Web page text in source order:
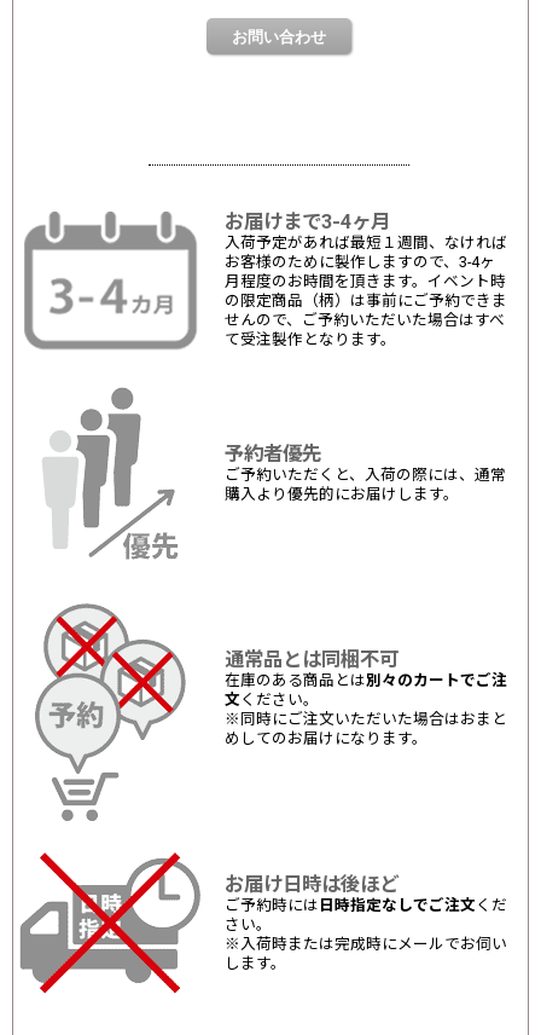
お届けまで3-4ヶ月
入荷予定があれば最短１週間、なければ
お客様のために製作しますので、3-4ヶ
月程度のお時間を頂きます。イベント時
の限定商品（柄）は事前にご予約できま
せんので、ご予約いただいた場合はすべ
て受注製作となります。
予約者優先
ご予約いただくと、入荷の際には、通常
購入より優先的にお届けします。
通常品とは同梱不可
在庫のある商品とは別々のカートでご注
文 ください。
※同時にご注文いただいた場合はおまと
めしてのお届けになります。
お届け日時は後ほど
ご予約時には 日時指定なしでご注文 くだ
さい。
※入荷時または完成時にメールでお伺い
します。